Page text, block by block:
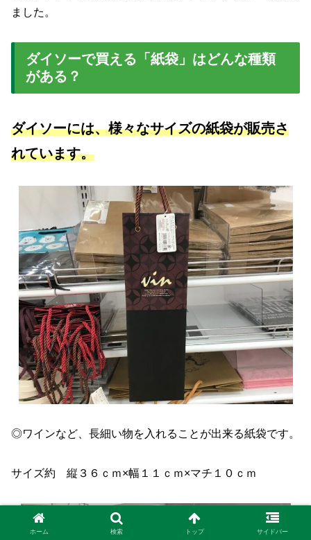
ました。
ダイソーで買える「紙袋」はどんな種類
がある？
ダイソーには、様々なサイズの紙袋が販売さ
れています。
◎ワインなど、長細い物を入れることが出来る紙袋です。
サイズ約 縦３６ｃｍ×幅１１ｃｍ×マチ１０ｃｍ
ホーム 検索 トップ サイドバー